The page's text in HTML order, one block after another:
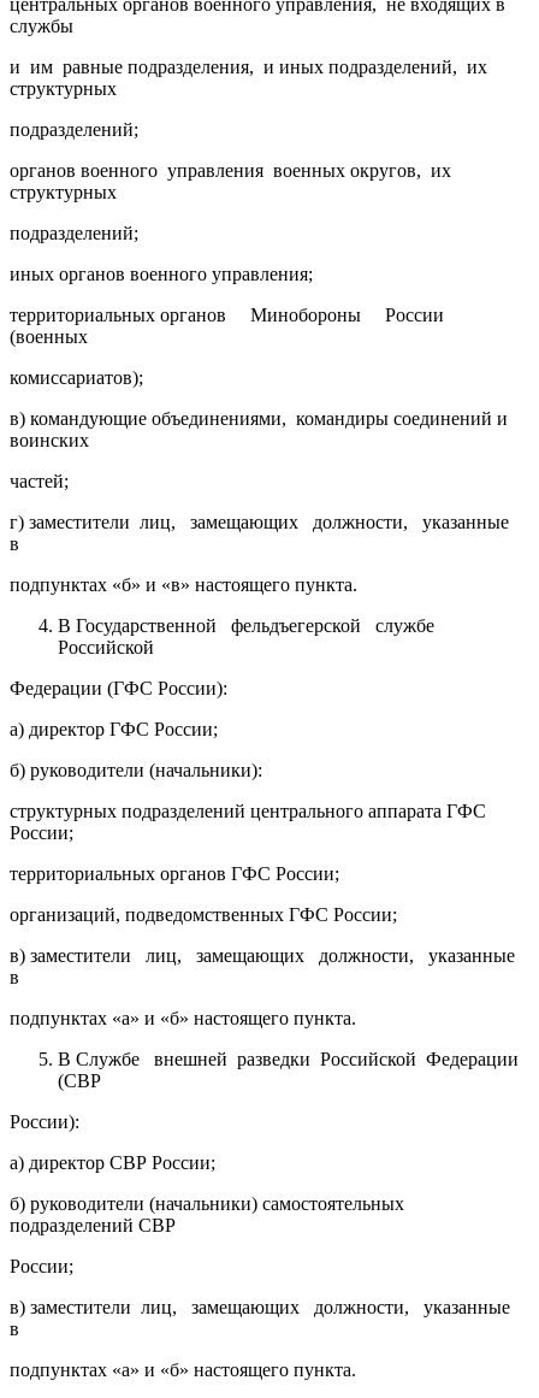
службы
и им равные подразделения, и иных подразделений, их
структурных
подразделений;
органов военного управления военных округов, их
структурных
подразделений;
иных органов военного управления;
территориальных органов Минобороны России
(военных
комиссариатов);
в) командующие объединениями, командиры соединений и
воинских
частей;
г) заместители лиц, замещающих должности, указанные
в
подпунктах «б» и «в» настоящего пункта.
В Государственной фельдъегерской службе
Российской
Федерации (ГФС России):
а) директор ГФС России;
б) руководители (начальники):
структурных подразделений центрального аппарата ГФС
России;
территориальных органов ГФС России;
организаций, подведомственных ГФС России;
в) заместители лиц, замещающих должности, указанные
в
подпунктах «а» и «б» настоящего пункта.
В Службе внешней разведки Российской Федерации
(СВР
России):
а) директор СВР России;
б) руководители (начальники) самостоятельных
подразделений СВР
России;
в) заместители лиц, замещающих должности, указанные
в
подпунктах «а» и «б» настоящего пункта.